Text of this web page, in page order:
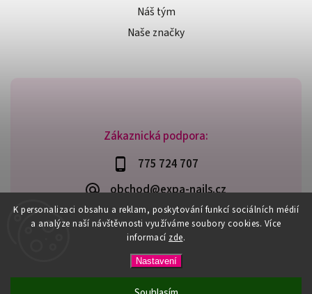
K personalizaci obsahu a reklam, poskytování funkcí sociálních médií
a analýze naší návštěvnosti využíváme soubory cookies. Více
informací zde.
Nastavení
Zákaznická podpora:
775 724 707
obchod@expa-nails.cz
Náš tým
Naše značky
Expanails.cz. Všechna práva vyhrazena.
Upravit nastavení cookies
VytvořilShoptet | Design